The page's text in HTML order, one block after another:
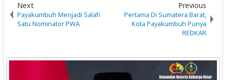
Next
Payakumbuh Menjadi Salah
Satu Nominator PWA
Previous
Pertama Di Sumatera Barat,
Kota Payakumbuh Punya
REDKAR